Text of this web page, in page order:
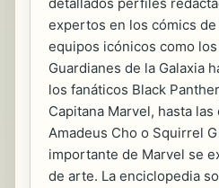
detallados perfiles
expertos en los cómics
equipos icónicos como
Guardianes de la Galaxia
los fanáticos Black
Capitana Marvel, hasta
Amadeus Cho o Squirrel
importante de Marvel se
de arte. La enciclopedia